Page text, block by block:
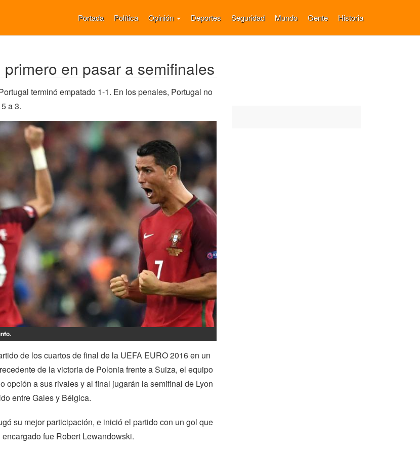
Portada Política Opinión Deportes Seguridad Mundo Gente Historia
en pasar a semifinales
terminó empatado 1-1. En los penales, Portugal no
a 3.
de los cuartos de final de la UEFA EURO 2016 en un
de la victoria de Polonia frente a Suiza, el equipo
opción a sus rivales y al final jugarán la semifinal de Lyon
entre Gales y Bélgica.
su mejor participación, e inició el partido con un gol que
fue Robert Lewandowski.